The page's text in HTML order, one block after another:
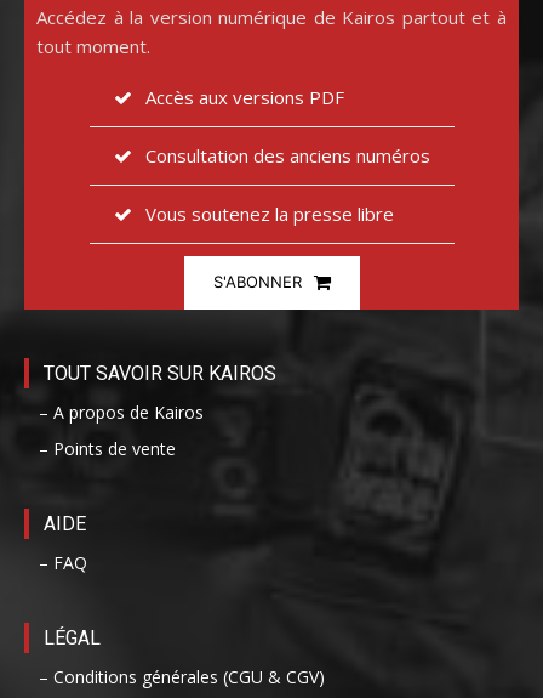
Accédez à la version numérique de Kairos partout et à
tout moment.
Accès aux versions PDF
Consultation des anciens numéros
Vous soutenez la presse libre
S'ABONNER
TOUT SAVOIR SUR KAIROS
– A propos de Kairos
– Points de vente
AIDE
– FAQ
LÉGAL
– Conditions générales (CGU & CGV)